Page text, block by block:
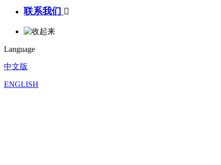
联系我们 
Language
中文版
ENGLISH